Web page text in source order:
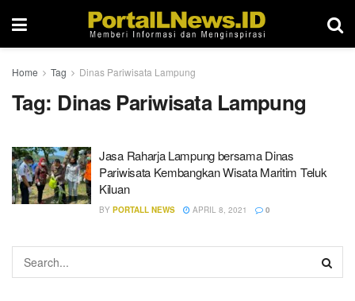
Home Tag Dinas Pariwisata Lampung
Tag: Dinas Pariwisata Lampung
Jasa Raharja Lampung bersama Dinas
Pariwisata Kembangkan Wisata Maritim Teluk
Kiluan
BY PORTALL NEWS APRIL 8, 2021 0